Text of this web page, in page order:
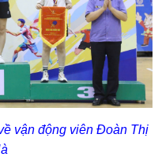
vận động viên Đoàn Thị